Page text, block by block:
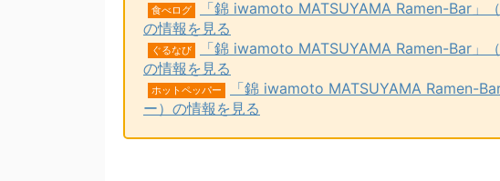
食べログ
「錦 iwamoto MATSUYAMA Ramen-Bar」
の情報を見る
ぐるなび
「錦 iwamoto MATSUYAMA Ramen-Bar」
の情報を見る
ホットペッパー
「錦 iwamoto MATSUYAMA Ramen-
ー）の情報を見る